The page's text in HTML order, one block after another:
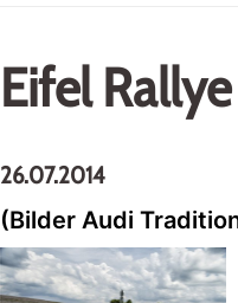
Eifel
26.07.2014
(Bilder Audi